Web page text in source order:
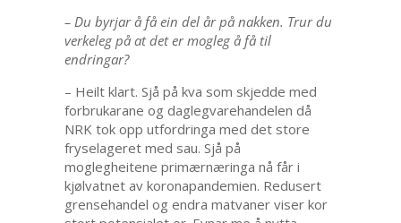
– Du byrjar å få ein del år på nakken. Trur du
verkeleg på at det er mogleg å få til
endringar?
– Heilt klart. Sjå på kva som skjedde med
forbrukarane og daglegvarehandelen då
NRK tok opp utfordringa med det store
fryselageret med sau. Sjå på
moglegheitene primærnæringa nå får i
kjølvatnet av koronapandemien. Redusert
grensehandel og endra matvaner viser kor